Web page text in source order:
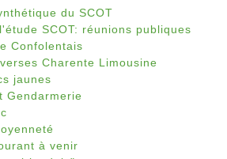
du SCOT
SCOT: réunions publiques
Confolentais
Charente Limousine
jaunes
Gendarmerie
à venir